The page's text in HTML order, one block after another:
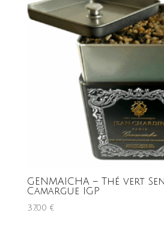
GENMAICHA – Thé vert
Camargue IGP
37,00 €